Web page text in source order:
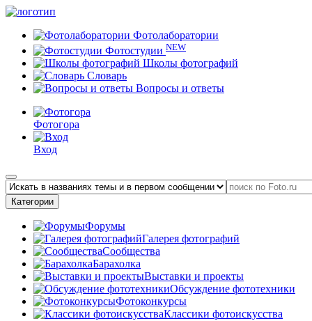
Фотолаборатории
Фотостудии NEW
Школы фотографий
Словарь
Вопросы и ответы
Фотогора
Вход
Категории
Форумы
Галерея фотографий
Сообщества
Барахолка
Выставки и проекты
Обсуждение фототехники
Фотоконкурсы
Классики фотоискусства